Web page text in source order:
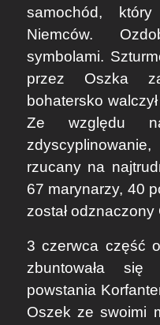
samochód,
Niemców.
symbolami.
przez Oszka
bohatersko
Ze względu
rzucany na
67 marynarzy, 40
został
3 czerwca część
zbuntowała się
powstania
Oszek ze swoimi